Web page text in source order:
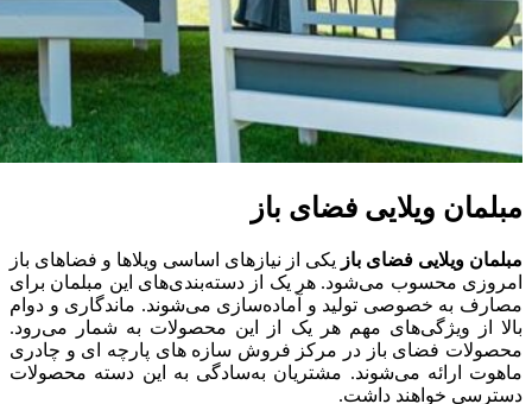
مبلمان ویلایی فضای باز
مبلمان ویلایی فضای باز یکی از نیازهای اساسی ویلاها و فضاهای باز
امروزی محسوب می‌شود. هر یک از دسته‌بندی‌های این مبلمان برای
مصارف به خصوصی تولید و آماده‌سازی می‌شوند. ماندگاری و دوام
بالا از ویژگی‌های مهم هر یک از این محصولات به شمار می‌رود.
محصولات فضای باز در مرکز فروش سازه های پارچه ای و چادری
ماهوت ارائه می‌شوند. مشتریان به‌سادگی به این دسته محصولات
دسترسی خواهند داشت.